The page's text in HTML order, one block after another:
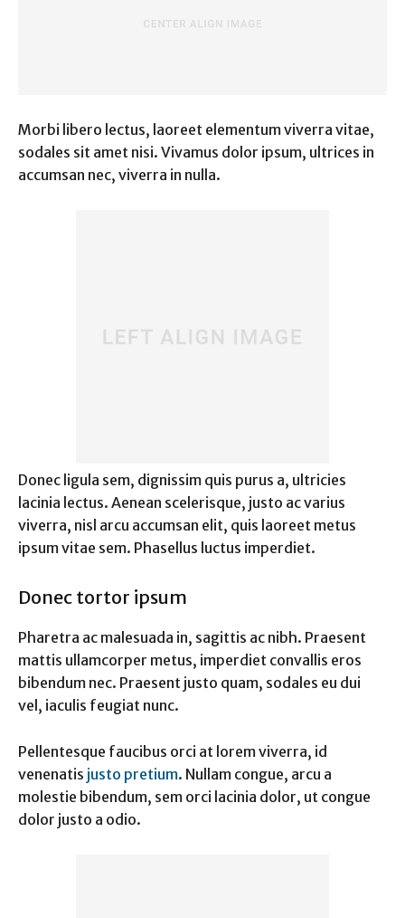
Morbi libero lectus, laoreet elementum viverra vitae,
sodales sit amet nisi. Vivamus dolor ipsum, ultrices in
accumsan nec, viverra in nulla.
Donec ligula sem, dignissim quis purus a, ultricies
lacinia lectus. Aenean scelerisque, justo ac varius
viverra, nisl arcu accumsan elit, quis laoreet metus
ipsum vitae sem. Phasellus luctus imperdiet.
Donec tortor ipsum
Pharetra ac malesuada in, sagittis ac nibh. Praesent
mattis ullamcorper metus, imperdiet convallis eros
bibendum nec. Praesent justo quam, sodales eu dui
vel, iaculis feugiat nunc.
Pellentesque faucibus orci at lorem viverra, id
venenatis justo pretium. Nullam congue, arcu a
molestie bibendum, sem orci lacinia dolor, ut congue
dolor justo a odio.